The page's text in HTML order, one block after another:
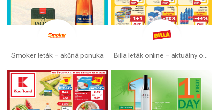
Smoker leták – akčná ponuka